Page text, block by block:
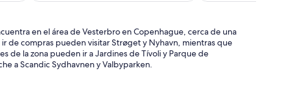
en el área de Vesterbro en Copenhague, cerca de una
de compras pueden visitar Strøget y Nyhavn, mientras que
de la zona pueden ir a Jardines de Tívoli y Parque de
a Scandic Sydhavnen y Valbyparken.